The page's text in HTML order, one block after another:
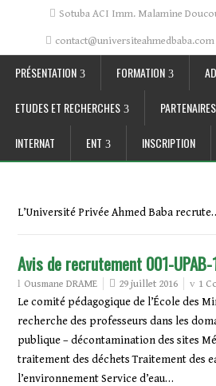
Sotuba ACI Imm. Malamine
contact@universiteahmedbaba.com
PRÉSENTATION FORMATION
ETUDES ET RECHERCHES PARTENAIRES
INTERNAT ENT INSCRIPTION
L’Université Privée Ahmed Baba
Avis de recrutement 001-UPAB-
Ousmane DRAME 29 juillet 2016
1
Le comité pédagogique de l’École des
recherche des professeurs dans les
publique – décontamination des sites
traitement des déchets Traitement des
l’environnement Service d’eau…